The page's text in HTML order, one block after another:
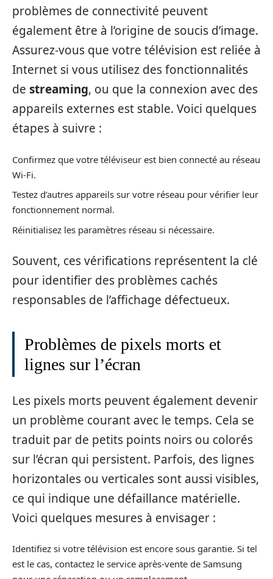
problèmes de connectivité peuvent
également être à l’origine de soucis d’image.
Assurez-vous que votre télévision est reliée à
Internet si vous utilisez des fonctionnalités
de streaming, ou que la connexion avec des
appareils externes est stable. Voici quelques
étapes à suivre :
Confirmez que votre téléviseur est bien connecté au réseau
Wi-Fi.
Testez d’autres appareils sur votre réseau pour vérifier leur
fonctionnement normal.
Réinitialisez les paramètres réseau si nécessaire.
Souvent, ces vérifications représentent la clé
pour identifier des problèmes cachés
responsables de l’affichage défectueux.
Problèmes de pixels morts et
lignes sur l’écran
Les pixels morts peuvent également devenir
un problème courant avec le temps. Cela se
traduit par de petits points noirs ou colorés
sur l’écran qui persistent. Parfois, des lignes
horizontales ou verticales sont aussi visibles,
ce qui indique une défaillance matérielle.
Voici quelques mesures à envisager :
Identifiez si votre télévision est encore sous garantie. Si tel
est le cas, contactez le service après-vente de Samsung